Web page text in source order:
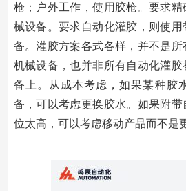
枪；户外工作，使用胶枪。要求
械设备。要求自动化灌胶，则使
备。灌胶方案各式各样，并不是所
机械设备，也并非所有自动化灌
备上。从成本考虑，如果某种胶
备，可以考虑更换胶水。如果附
位太高，可以考虑移动产品而不是